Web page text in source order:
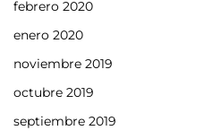
febrero 2020
enero 2020
noviembre 2019
octubre 2019
septiembre 2019